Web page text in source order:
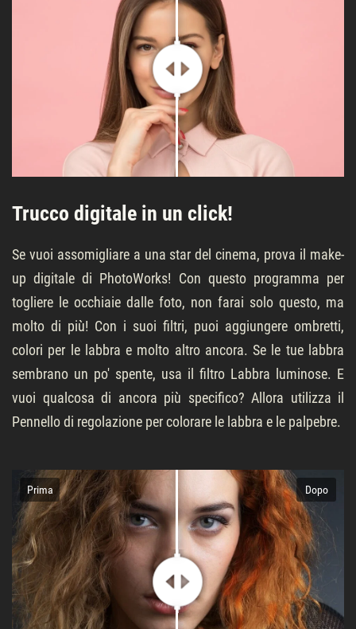
Trucco digitale in un click!
Se vuoi assomigliare a una star del cinema, prova il make-
up digitale di PhotoWorks! Con questo programma per
togliere le occhiaie dalle foto, non farai solo questo, ma
molto di più! Con i suoi filtri, puoi aggiungere ombretti,
colori per le labbra e molto altro ancora. Se le tue labbra
sembrano un po' spente, usa il filtro Labbra luminose. E
vuoi qualcosa di ancora più specifico? Allora utilizza il
Pennello di regolazione per colorare le labbra e le palpebre.
Prima Dopo